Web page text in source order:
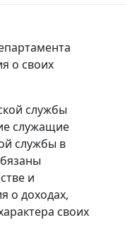
о своих
службы
служащие
службы в
и
о доходах,
своих